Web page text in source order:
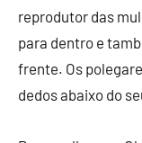
reprodutor das
para dentro e
frente. Os
dedos abaixo do